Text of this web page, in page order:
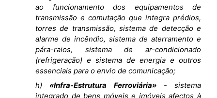
ao funcionamento dos equipamentos de
transmissão e comutação que integra prédios,
torres de transmissão, sistema de detecção e
alarme de incêndio, sistema de aterramento e
pára-raios, sistema de ar-condicionado
(refrigeração) e sistema de energia e outros
essenciais para o envio de comunicação;
h) «Infra-Estrutura Ferroviária»- sistema
integrado de bens móveis e imóveis afectos à